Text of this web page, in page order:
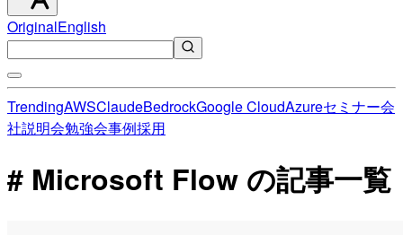
OriginalEnglish
TrendingAWSClaudeBedrockGoogle CloudAzureセミナー会
社説明会勉強会事例採用
# Microsoft Flow の記事一覧